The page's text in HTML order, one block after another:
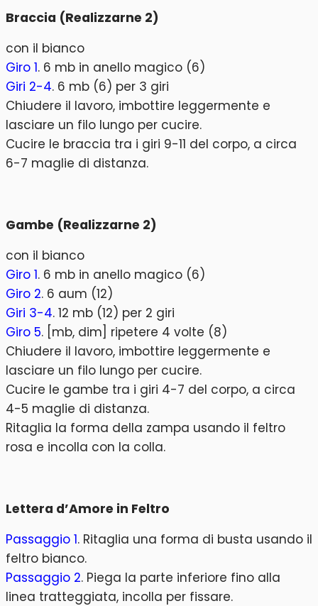
Braccia (Realizzarne 2)
con il bianco
Giro 1. 6 mb in anello magico (6)
Giri 2-4. 6 mb (6) per 3 giri
Chiudere il lavoro, imbottire leggermente e
lasciare un filo lungo per cucire.
Cucire le braccia tra i giri 9-11 del corpo, a circa
6-7 maglie di distanza.
Gambe (Realizzarne 2)
con il bianco
Giro 1. 6 mb in anello magico (6)
Giro 2. 6 aum (12)
Giri 3-4. 12 mb (12) per 2 giri
Giro 5. [mb, dim] ripetere 4 volte (8)
Chiudere il lavoro, imbottire leggermente e
lasciare un filo lungo per cucire.
Cucire le gambe tra i giri 4-7 del corpo, a circa
4-5 maglie di distanza.
Ritaglia la forma della zampa usando il feltro
rosa e incolla con la colla.
Lettera d’Amore in Feltro
Passaggio 1. Ritaglia una forma di busta usando il
feltro bianco.
Passaggio 2. Piega la parte inferiore fino alla
linea tratteggiata, incolla per fissare.